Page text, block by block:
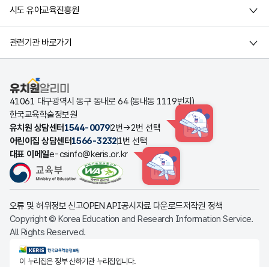
시도 유아교육진흥원
관련기관 바로가기
유치원알리미
41061 대구광역시 동구 동내로 64 (동내동 1119번지)
한국교육학술정보원
유치원 상담센터 1544-00792번→2번 선택 HINT
어린이집 상담센터1566-32321번 선택
대표 이메일e-csinfo@keris.or.kr
HINT
오류 및 허위정보 신고OPEN API공시자료 다운로드저작권 정책
Copyright © Korea Education and Research Information Service.
All Rights Reserved.
KERIS한국교육학술정보원
이 누리집은 정부 산하기관 누리집입니다.